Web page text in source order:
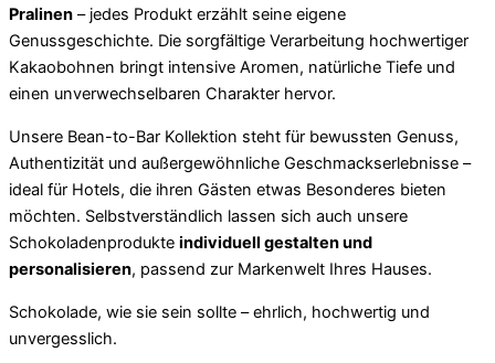
Pralinen – jedes Produkt erzählt seine eigene
Genussgeschichte. Die sorgfältige Verarbeitung hochwertiger
Kakaobohnen bringt intensive Aromen, natürliche Tiefe und
einen unverwechselbaren Charakter hervor.
Unsere Bean-to-Bar Kollektion steht für bewussten Genuss,
Authentizität und außergewöhnliche Geschmackserlebnisse –
ideal für Hotels, die ihren Gästen etwas Besonderes bieten
möchten. Selbstverständlich lassen sich auch unsere
Schokoladenprodukte individuell gestalten und
personalisieren, passend zur Markenwelt Ihres Hauses.
Schokolade, wie sie sein sollte – ehrlich, hochwertig und
unvergesslich.